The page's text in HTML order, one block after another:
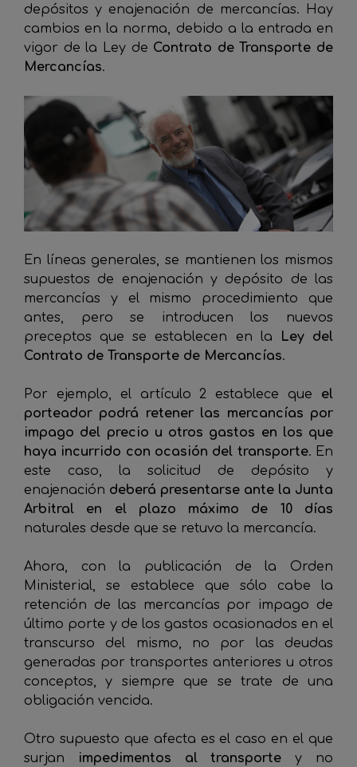
depósitos y enajenación de mercancías. Hay
cambios en la norma, debido a la entrada en
vigor de la Ley de Contrato de Transporte de
Mercancías.
En líneas generales, se mantienen los mismos
supuestos de enajenación y depósito de las
mercancías y el mismo procedimiento que
antes, pero se introducen los nuevos
preceptos que se establecen en la
Ley del
Contrato de Transporte de Mercancías.
Por ejemplo, el artículo 2 establece que el
porteador podrá retener las mercancías por
impago del precio u otros gastos en los que
haya incurrido con ocasión del transporte. En
este caso, la solicitud de depósito y
enajenación deberá presentarse ante la Junta
Arbitral en el plazo máximo de 10 días
naturales desde que se retuvo la mercancía.
Ahora, con la publicación de la Orden
Ministerial, se establece que sólo cabe la
retención de las mercancías por impago de
último porte y de los gastos ocasionados en el
transcurso del mismo, no por las deudas
generadas por transportes anteriores u otros
conceptos, y siempre que se trate de una
obligación vencida.
Otro supuesto que afecta es el caso en el que
surjan impedimentos al transporte y no